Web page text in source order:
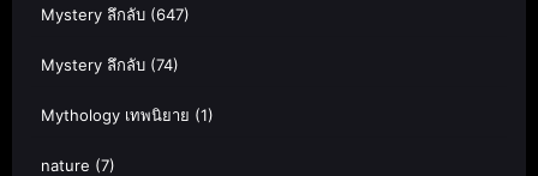
Mystery ลึกลับ (647)
Mystery ลึกลับ (74)
Mythology เทพนิยาย (1)
nature (7)